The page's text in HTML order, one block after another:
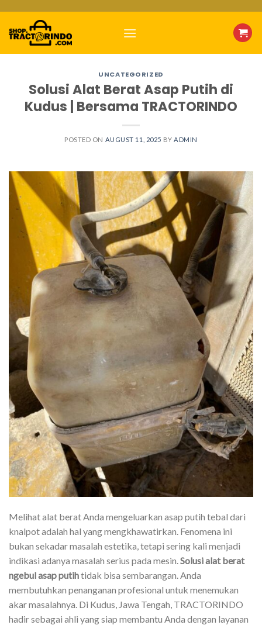
content
UNCATEGORIZED
Solusi Alat Berat Asap Putih di
Kudus | Bersama TRACTORINDO
POSTED ON AUGUST 11, 2025 BY ADMIN
Melihat alat berat Anda mengeluarkan asap putih tebal dari
knalpot adalah hal yang mengkhawatirkan. Fenomena ini
bukan sekadar masalah estetika, tetapi sering kali menjadi
indikasi adanya masalah serius pada mesin. Solusi alat berat
ngebul asap putihtidak bisa sembarangan. Anda
membutuhkan penanganan profesional untuk menemukan
akar masalahnya. Di Kudus, Jawa Tengah, TRACTORINDO
hadir sebagai ahli yang siap membantu Anda dengan layanan